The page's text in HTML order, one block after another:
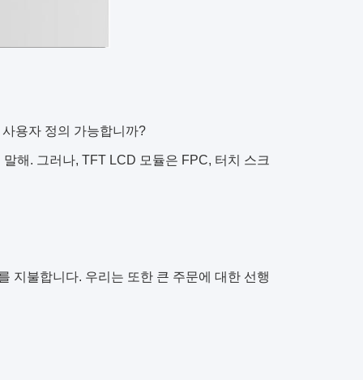
용자 정의 가능합니까?
해. 그러나, TFT LCD 모듈은 FPC, 터치 스크
지불합니다. 우리는 또한 큰 주문에 대한 선행